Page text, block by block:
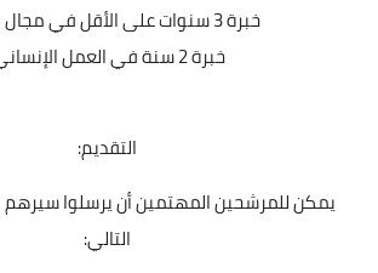
خبرة 3 سنوات على الأقل في مجال العمل.
خبرة 2 سنة في العمل الإنساني.
التقديم:
يمكن للمرشحين المهتمين أن يرسلوا سيرهم
التالي: